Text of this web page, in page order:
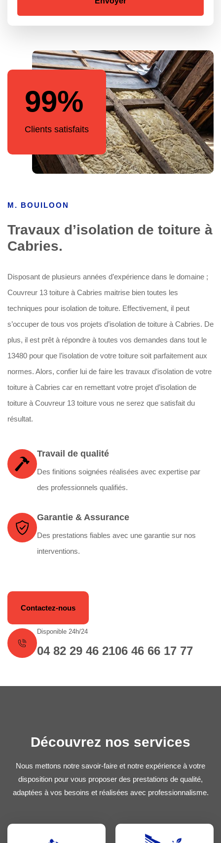
99%
Clients satisfaits
M. BOUILOON
Travaux d’isolation de toiture à
Cabries.
Disposant de plusieurs années d’expérience dans le domaine ;
Couvreur 13 toiture à Cabries maitrise bien toutes les
techniques pour isolation de toiture. Effectivement, il peut
s’occuper de tous vos projets d’isolation de toiture à Cabries. De
plus, il est prêt à répondre à toutes vos demandes dans tout le
13480 pour que l’isolation de votre toiture soit parfaitement aux
normes. Alors, confier lui de faire les travaux d’isolation de votre
toiture à Cabries car en remettant votre projet d’isolation de
toiture à Couvreur 13 toiture vous ne serez que satisfait du
résultat.
Travail de qualité
Des finitions soignées réalisées avec expertise par
des professionnels qualifiés.
Garantie & Assurance
Des prestations fiables avec une garantie sur nos
interventions.
Contactez-nous
Disponible 24h/24
04 82 29 46 2106 46 66 17 77
Découvrez nos services
Nous mettons notre savoir-faire et notre expérience à votre
disposition pour vous proposer des prestations de qualité,
adaptées à vos besoins et réalisées avec professionnalisme.